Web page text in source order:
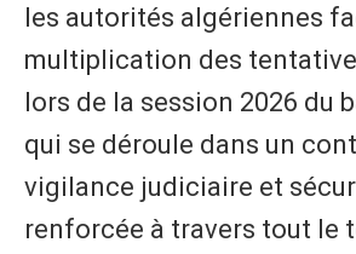
les autorités algériennes
multiplication des
lors de la session 2026 du
qui se déroule dans un
vigilance judiciaire et
renforcée à travers tout le